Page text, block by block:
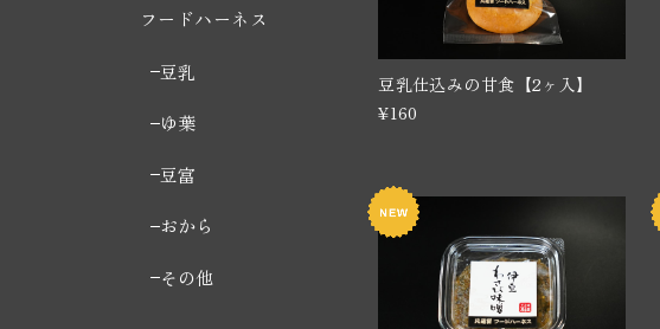
フードハーネス
豆乳
ゆ葉
豆富
おから
その他
豆乳仕込みの甘食【2ヶ入】
¥160